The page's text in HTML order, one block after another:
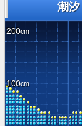
潮汐
200
100